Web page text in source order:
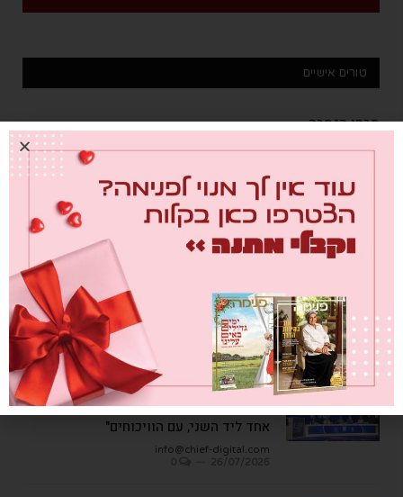
טורים אישיים
מבחן הגמבה
מחברת לבבות
info@chief-digital.com
26/07/2026
שער הדמעות
info@chief-digital.com
26/07/2026
"העבודה האמיתית היא לא לחפש אחדות
מלאכותית, אלא ללמוד איך לחיות כאן יחד,
אחד ליד השני, עם הוויכוחים"
info@chief-digital.com